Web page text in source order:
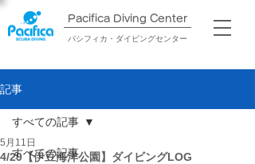
Pacifica Diving Center​
パシフィカ・ダイビングセンター
記事
すべての記事
すべての記事
4/29【伊豆海洋公園】ダイビングLOG
5月11日